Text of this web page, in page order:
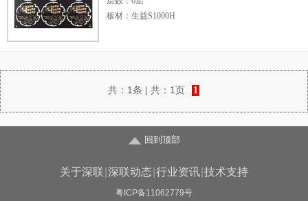
板材：生益S1000H
共： 1条 | 共： 1页 1
回到顶部
关于深联 深联动态 行业资讯 技术支持
粤ICP备11062779号